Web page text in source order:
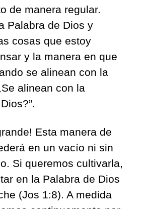
de manera regular.
Palabra de Dios y
cosas que estoy
y la manera en que
se alinean con la
alinean con la
Esta manera de
en un vacío ni sin
Si queremos cultivarla,
en la Palabra de Dios
(Jos 1:8). A medida